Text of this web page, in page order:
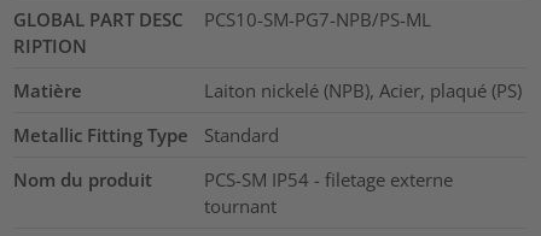
GLOBAL PART DESC
RIPTION
PCS10-SM-PG7-NPB/PS-ML
Matière
Laiton nickelé (NPB), Acier, plaqué (PS)
Metallic Fitting Type
Standard
Nom du produit
PCS-SM IP54 - filetage externe
tournant